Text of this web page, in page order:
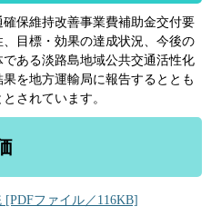
保維持改善事業費補助金交付要
目標・効果の達成状況、今後の
ある淡路島地域公共交通活性化
を地方運輸局に報告するととも
されています。
[PDFファイル／116KB]